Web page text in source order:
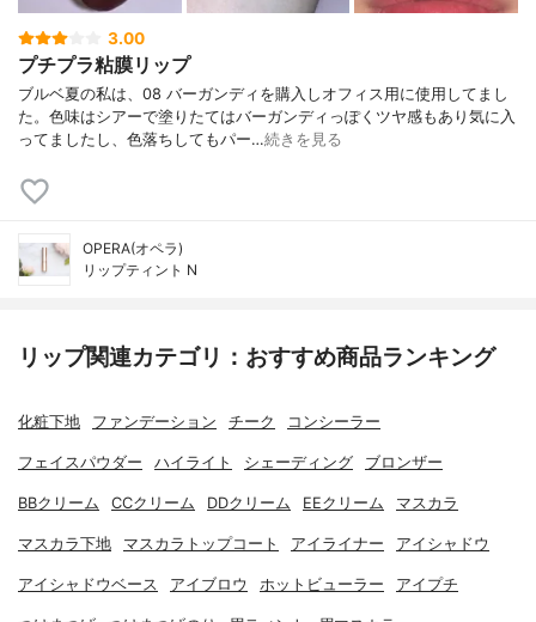
3.00
プチプラ粘膜リップ
ブルベ夏の私は、08 バーガンディを購入しオフィス用に使用してまし
た。色味はシアーで塗りたてはバーガンディっぽくツヤ感もあり気に入
ってましたし、色落ちしてもパー…続きを見る
OPERA(オペラ)
リップティント N
リップ関連カテゴリ：おすすめ商品ランキング
化粧下地 ファンデーション チーク コンシーラー
フェイスパウダー ハイライト シェーディング ブロンザー
BBクリーム CCクリーム DDクリーム EEクリーム マスカラ
マスカラ下地 マスカラトップコート アイライナー アイシャドウ
アイシャドウベース アイブロウ ホットビューラー アイプチ